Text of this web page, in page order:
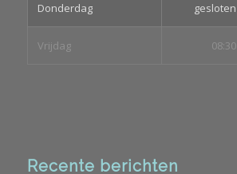
Donderdag gesloten
Vrijdag 08:30
Recente berichten